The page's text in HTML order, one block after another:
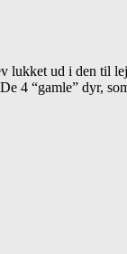
ud i den til
4 “gamle” dyr,